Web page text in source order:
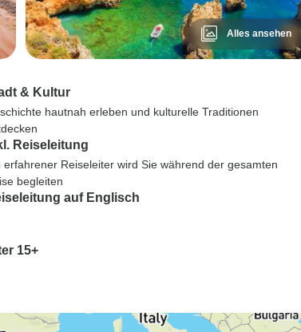
Alles ansehen
& Kultur
hautnah erleben und kulturelle Traditionen
Reiseleitung
erfahrener Reiseleiter wird Sie während der gesamten
begleiten
auf Englisch
15+